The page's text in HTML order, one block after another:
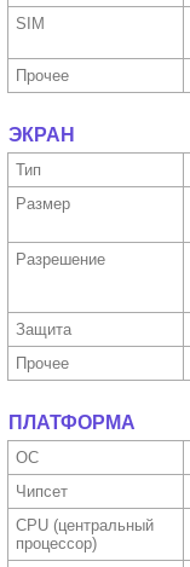
SIM
Прочее
ЭКРАН
Тип
Размер
Разре­шение
Защита
Прочее
ПЛАТФОРМА
ОС
Чипсет
CPU (централь­ный
процес­сор)